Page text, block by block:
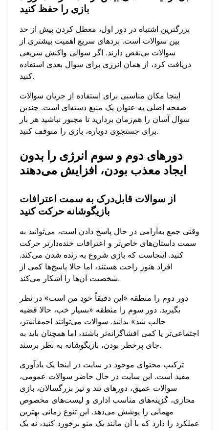
بازی را حفظ کنید
بزرگترین اشتباه در دور اول، معطل کردن بیش از حد
بین سوالات است. بردهای سریع اهمیت بیشتری از
سوالات بی‌نقص دارند. اگر سوالی واکنش سریعی
دریافت کرد، از همان انرژی برای سوال بعدی استفاده
کنید.
اینجا مکان مناسبی برای استفاده از جریان سوالات
صفحه اصلی به عنوان یک منبع دسته‌ای است. چندین
سوال آسان را هم‌زمان بردارید تا مجبور نباشید هر بار
برای جستجوی دوباره، بازی را متوقف کنید.
دورهای دوم و سوم انرژی را بدون
ایجاد معذب بودن، افزایش می‌دهند
از سوالات قابل‌درک به سمت اعترافات
بازیگوشانه حرکت کنید
وقتی جمع به‌آرامی در حال پاسخ دادن است، می‌توانید به
سمت داستان‌های خاص‌تر و اعترافات خنده‌دارتر حرکت
کنید. اینجاست که بازی شروع به زنده شدن می‌کند.
افراد هنوز راحت هستند، اما حالا پاسخ‌ها کمی از
شخصیت آن‌ها را آشکار می‌کند.
دور دوم را منطقه «این دقیقاً خودِ من است» در نظر
بگیرید. دور سوم را منطقه «بسیار خب، حالا قضیه
جالب شد» بدانید. سوالات می‌توانند احمقانه‌تر،
اجتماعی‌تر یا کمی افشاگرانه‌تر باشند، اما همچنان باید به
جای پرخطر بودن، بازیگوشانه به نظر برسند.
ترکیب محتوای موجود در سایت در اینجا یک یادآوری
مفید است. این سایت در حال حاضر سوالات عمومی،
سوالات عمیق، دورهای تند و تیز بزرگسالان، بازی
مجازی، گزینه‌های مناسب اداری و لیست‌های مخصوص
مهمانی را پوشش می‌دهد. این تنوع زمانی بهترین
عملکرد را دارد که با آن مانند یک منو برخورد کنید، نه یک